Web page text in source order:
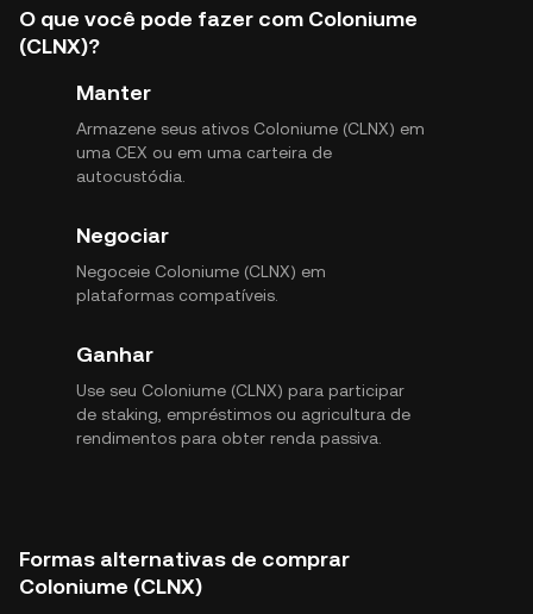
O que você pode fazer com Coloniume
(CLNX)?
Manter
Armazene seus ativos Coloniume (CLNX) em
uma CEX ou em uma carteira de
autocustódia.
Negociar
Negoceie Coloniume (CLNX) em
plataformas compatíveis.
Ganhar
Use seu Coloniume (CLNX) para participar
de staking, empréstimos ou agricultura de
rendimentos para obter renda passiva.
Formas alternativas de comprar
Coloniume (CLNX)